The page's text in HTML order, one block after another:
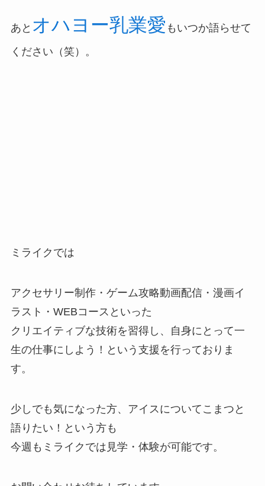
あと オハヨー乳業愛 もいつか語らせて
ください（笑）。
ミライクでは
アクセサリー制作・ゲーム攻略動画配信・漫画イ
ラスト・WEBコースといった
クリエイティブな技術を習得し、自身にとって一
生の仕事にしよう！という支援を行っておりま
す。
少しでも気になった方、アイスについてこまつと
語りたい！という方も
今週もミライクでは見学・体験が可能です。